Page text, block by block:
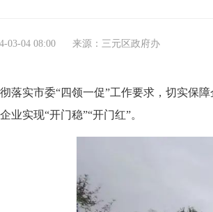
03-04 08:00 来源：三元区政府办
落实市委“四领一促”工作要求，切实保
业实现“开门稳”“开门红”。